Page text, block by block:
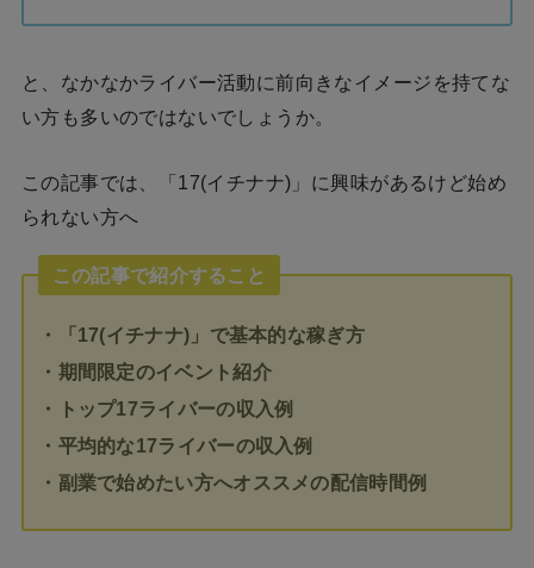
と、なかなかライバー活動に前向きなイメージを持てな
い方も多いのではないでしょうか。
この記事では、「17(イチナナ)」に興味があるけど始め
られない方へ
この記事で紹介すること
・「17(イチナナ)」で基本的な稼ぎ方
・期間限定のイベント紹介
・トップ17ライバーの収入例
・平均的な17ライバーの収入例
・副業で始めたい方へオススメの配信時間例